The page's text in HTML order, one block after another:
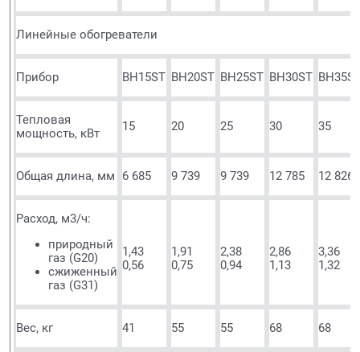
Линейные обогреватели
Прибор BH15ST BH20ST BH25ST BH30ST
Тепловая
мощность, кВт
15 20 25 30 35
Общая длина, мм 6 685 9 739 9 739 12 785 12 826
Расход, м3/ч:
природный
газ (G20)
сжиженный
газ (G31)
1,43
0,56
1,91
0,75
2,38
0,94
2,86
1,13
3,36
1,32
Вес, кг 41 55 55 68 68